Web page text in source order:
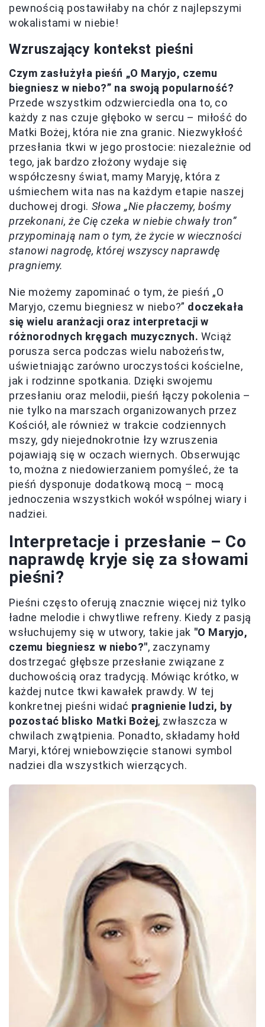
pewnością postawiłaby na chór z najlepszymi
wokalistami w niebie!
Wzruszający kontekst pieśni
Czym zasłużyła pieśń „O Maryjo, czemu
biegniesz w niebo?” na swoją popularność?
Przede wszystkim odzwierciedla ona to, co
każdy z nas czuje głęboko w sercu – miłość do
Matki Bożej, która nie zna granic. Niezwykłość
przesłania tkwi w jego prostocie: niezależnie od
tego, jak bardzo złożony wydaje się
współczesny świat, mamy Maryję, która z
uśmiechem wita nas na każdym etapie naszej
duchowej drogi. Słowa „Nie płaczemy, bośmy
przekonani, że Cię czeka w niebie chwały tron”
przypominają nam o tym, że życie w wieczności
stanowi nagrodę, której wszyscy naprawdę
pragniemy.
Nie możemy zapominać o tym, że pieśń „O
Maryjo, czemu biegniesz w niebo?” doczekała
się wielu aranżacji oraz interpretacji w
różnorodnych kręgach muzycznych. Wciąż
porusza serca podczas wielu nabożeństw,
uświetniając zarówno uroczystości kościelne,
jak i rodzinne spotkania. Dzięki swojemu
przesłaniu oraz melodii, pieśń łączy pokolenia –
nie tylko na marszach organizowanych przez
Kościół, ale również w trakcie codziennych
mszy, gdy niejednokrotnie łzy wzruszenia
pojawiają się w oczach wiernych. Obserwując
to, można z niedowierzaniem pomyśleć, że ta
pieśń dysponuje dodatkową mocą – mocą
jednoczenia wszystkich wokół wspólnej wiary i
nadziei.
Interpretacje i przesłanie – Co
naprawdę kryje się za słowami
pieśni?
Pieśni często oferują znacznie więcej niż tylko
ładne melodie i chwytliwe refreny. Kiedy z pasją
wsłuchujemy się w utwory, takie jak "O Maryjo,
czemu biegniesz w niebo?", zaczynamy
dostrzegać głębsze przesłanie związane z
duchowością oraz tradycją. Mówiąc krótko, w
każdej nutce tkwi kawałek prawdy. W tej
konkretnej pieśni widać pragnienie ludzi, by
pozostać blisko Matki Bożej, zwłaszcza w
chwilach zwątpienia. Ponadto, składamy hołd
Maryi, której wniebowzięcie stanowi symbol
nadziei dla wszystkich wierzących.